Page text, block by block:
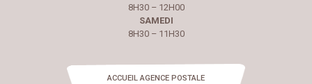
8H30 – 12H00
SAMEDI
8H30 – 11H30
ACCUEIL AGENCE POSTALE